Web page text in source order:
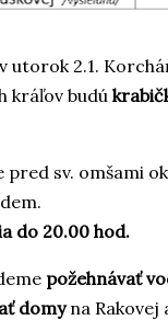
v utorok 2.1.
kráľov budú
pred sv. omšami
do 20.00 hod.
požehnávať
domyna Rakovej